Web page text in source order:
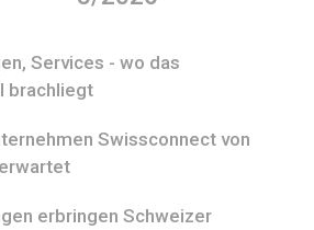
Services - wo das
brachliegt
Swissconnect von
erbringen Schweizer